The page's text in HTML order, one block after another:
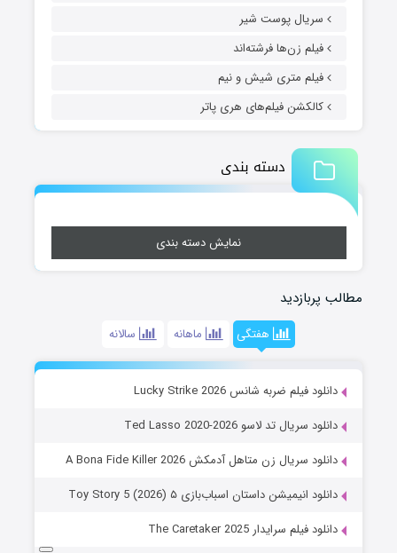
سریال پوست شیر
فیلم زن‌ها فرشته‌اند
فیلم متری شیش و نیم
کالکشن فیلم‌های هری پاتر
دسته بندی
نمایش دسته بندی
مطالب پربازدید
هفتگی ماهانه سالانه
دانلود فیلم ضربه شانس Lucky Strike 2026
دانلود سریال تد لاسو Ted Lasso 2020-2026
دانلود سریال زن متاهل آدمکش A Bona Fide Killer 2026
دانلود انیمیشن داستان اسباب‌بازی ۵ Toy Story 5 (2026)
دانلود فیلم سرایدار The Caretaker 2025